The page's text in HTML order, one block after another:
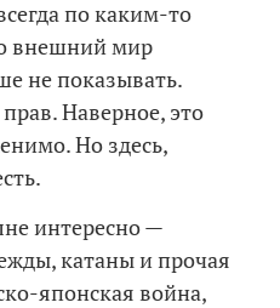
по каким-то
внешний мир
не показывать.
Наверное, это
Но здесь,
интересно —
катаны и прочая
японская война,